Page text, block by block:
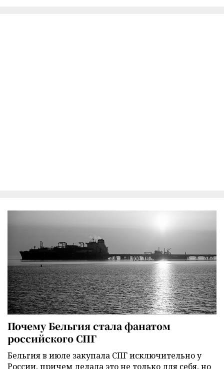
Почему Бельгия стала фанатом
российского СПГ
Бельгия в июле закупала СПГ исключительно у
России, причем делала это не только для себя, но